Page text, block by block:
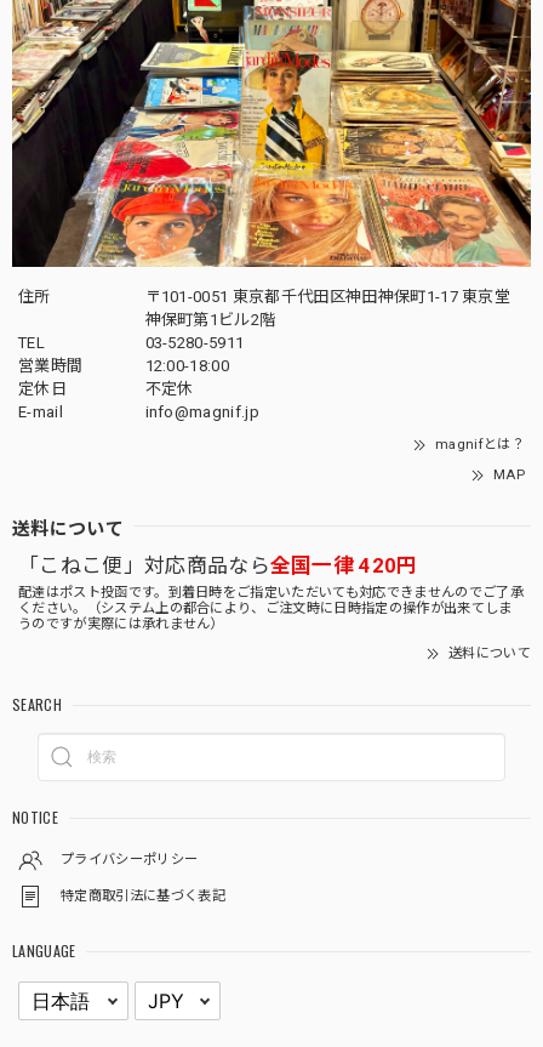
住所
〒101-0051 東京都千代田区神田神保町1-17 東京堂
神保町第1ビル2階
TEL
03-5280-5911
営業時間
12:00-18:00
定休日
不定休
E-mail
info@magnif.jp
magnifとは？
MAP
送料について
「こねこ便」対応商品なら全国一律 420円
配達はポスト投函です。到着日時をご指定いただいても対応できませんのでご了承
ください。（システム上の都合により、ご注文時に日時指定の操作が出来てしま
うのですが実際には承れません）
送料について
SEARCH
NOTICE
プライバシーポリシー
特定商取引法に基づく表記
LANGUAGE